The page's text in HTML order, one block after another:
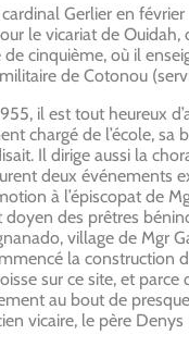
Gerlier en
le vicariat de
cinquième, où il
de Cotonou
il est tout heureux
chargé de l’école,
Il dirige aussi la
deux
à l’épiscopat de
doyen des prêtres
village de Mgr
la construction
sur ce site, et
au bout de
vicaire, le père